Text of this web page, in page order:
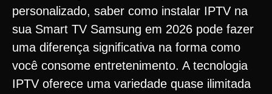
personalizado, saber como instalar IPTV na
sua Smart TV Samsung em 2026 pode fazer
uma diferença significativa na forma como
você consome entretenimento. A tecnologia
IPTV oferece uma variedade quase ilimitada